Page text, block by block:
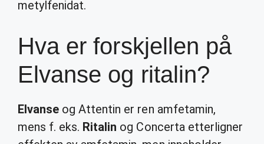
metylfenidat.
Hva er forskjellen på
Elvanse og ritalin?
Elvanse og Attentin er ren amfetamin,
mens f. eks. Ritalin og Concerta etterligner